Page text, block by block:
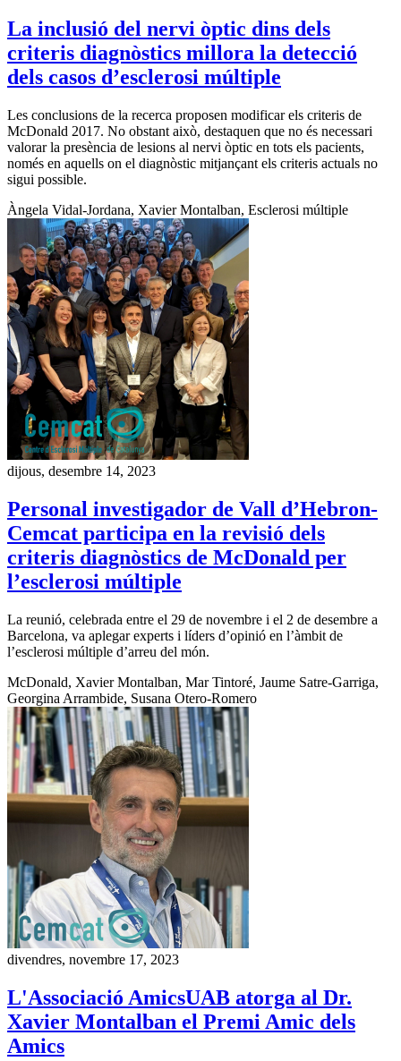
La inclusió del nervi òptic dins dels
criteris diagnòstics millora la detecció
dels casos d’esclerosi múltiple
Les conclusions de la recerca proposen modificar els criteris de
McDonald 2017. No obstant això, destaquen que no és necessari
valorar la presència de lesions al nervi òptic en tots els pacients,
només en aquells on el diagnòstic mitjançant els criteris actuals no
sigui possible.
Àngela Vidal-Jordana, Xavier Montalban, Esclerosi múltiple
dijous, desembre 14, 2023
Personal investigador de Vall d’Hebron-
Cemcat participa en la revisió dels
criteris diagnòstics de McDonald per
l’esclerosi múltiple
La reunió, celebrada entre el 29 de novembre i el 2 de desembre a
Barcelona, va aplegar experts i líders d’opinió en l’àmbit de
l’esclerosi múltiple d’arreu del món.
McDonald, Xavier Montalban, Mar Tintoré, Jaume Satre-Garriga,
Georgina Arrambide, Susana Otero-Romero
divendres, novembre 17, 2023
L'Associació AmicsUAB atorga al Dr.
Xavier Montalban el Premi Amic dels
Amics